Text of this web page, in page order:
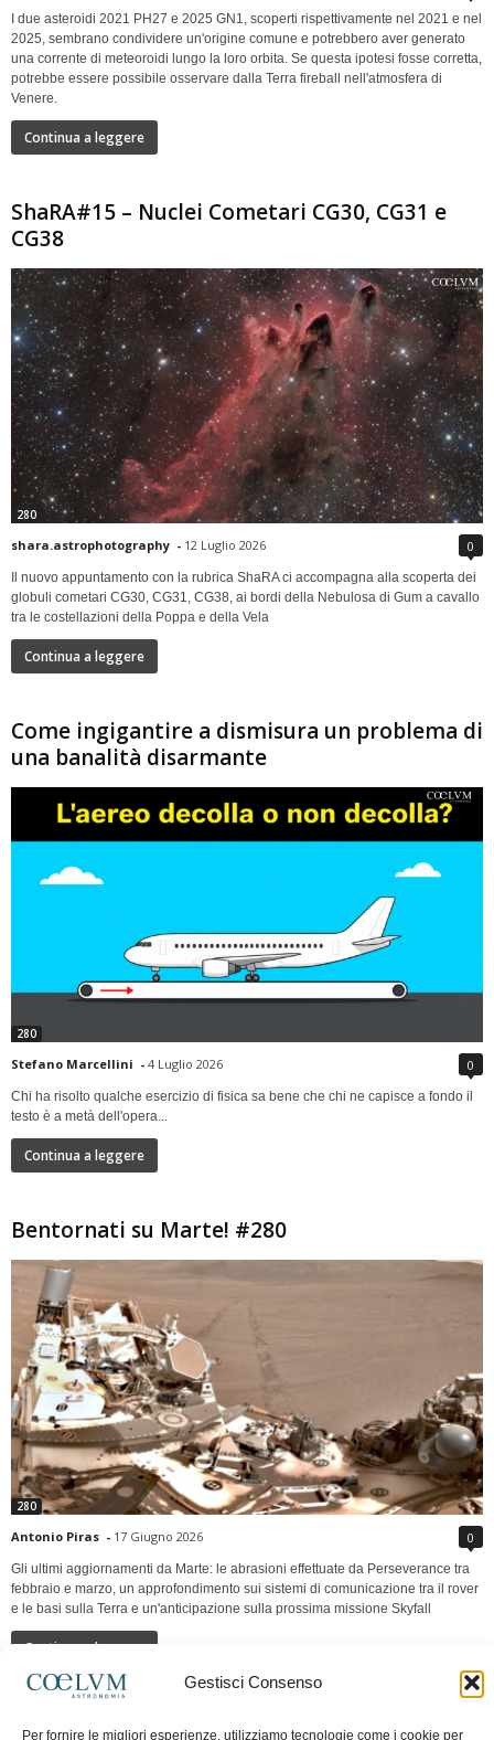
Gestisci Consenso
Per fornire le migliori esperienze, utilizziamo tecnologie come i cookie per
I due asteroidi 2021 PH27 e 2025 GN1, scoperti rispettivamente nel 2021 e nel
2025, sembrano condividere un'origine comune e potrebbero aver generato
una corrente di meteoroidi lungo la loro orbita. Se questa ipotesi fosse corretta,
potrebbe essere possibile osservare dalla Terra fireball nell'atmosfera di
Venere.
Continua a leggere
ShaRA#15 – Nuclei Cometari CG30, CG31 e
CG38
280
shara.astrophotography - 12 Luglio 2026 0
Il nuovo appuntamento con la rubrica ShaRA ci accompagna alla scoperta dei
globuli cometari CG30, CG31, CG38, ai bordi della Nebulosa di Gum a cavallo
tra le costellazioni della Poppa e della Vela
Continua a leggere
Come ingigantire a dismisura un problema di
una banalità disarmante
280
Stefano Marcellini - 4 Luglio 2026 0
Chi ha risolto qualche esercizio di fisica sa bene che chi ne capisce a fondo il
testo è a metà dell'opera...
Continua a leggere
Bentornati su Marte! #280
280
Antonio Piras - 17 Giugno 2026 0
Gli ultimi aggiornamenti da Marte: le abrasioni effettuate da Perseverance tra
febbraio e marzo, un approfondimento sui sistemi di comunicazione tra il rover
e le basi sulla Terra e un'anticipazione sulla prossima missione Skyfall
Continua a leggere